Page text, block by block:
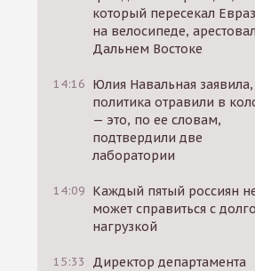
который пересекал
на велосипеде,
Дальнем Востоке
14:16 Юлия Навальная заявила,
политика отравили в
— это, по ее словам,
подтвердили две
лаборатории
14:09 Каждый пятый россиян
может справиться с
нагрузкой
15:33
Директор департамента